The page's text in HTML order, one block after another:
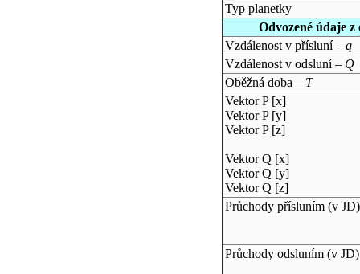
Typ planetky
Odvozené údaje
Vzdálenost v přísluní – q
Vzdálenost v odsluní – Q
Oběžná doba – T
Vektor P [x]
Vektor P [y]
Vektor P [z]
Vektor Q [x]
Vektor Q [y]
Vektor Q [z]
Průchody přísluním (v JD)
Průchody odsluním (v JD)